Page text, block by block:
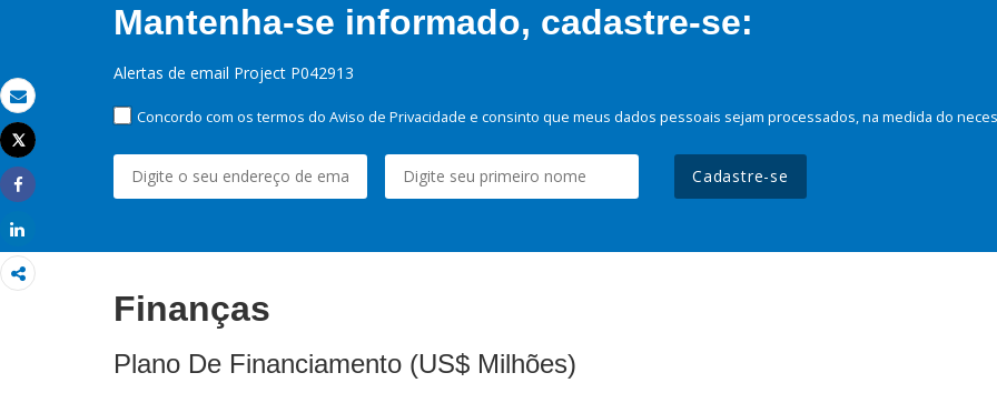
Email
Imprimir
Tweet
Share
Mantenha-se informado, cadastre-se:
Alertas de email Project P042913
Concordo com os termos do Aviso de Privacidade e consinto que meus dados pessoais sejam processados, na medida do
Cadastre-se
Finanças
Plano De Financiamento (US$ Milhões)